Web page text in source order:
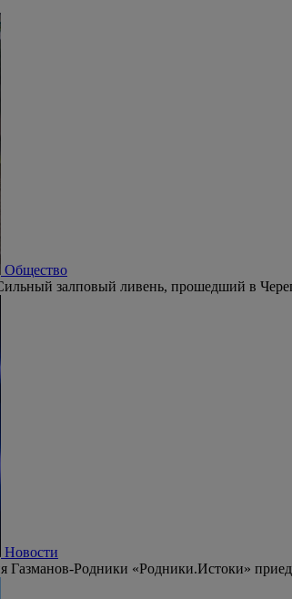
Общество
залповый ливень, прошедший в
Новости
Газманов-Родники «Родники.Истоки»